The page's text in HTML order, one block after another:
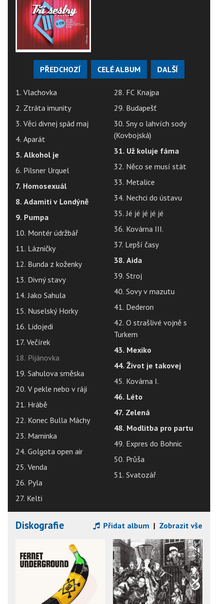
PŘEDCHOZÍ CELÉ ALBUM DALŠÍ
1. Vlachovka
2. Ztráta imunity
3. Věci divnej spád maj
4. Aparát
5. Alkohol je
6. Pilsner Urquel
7. Homosexuál
8. Adamiti v Londýně
9. Pumpa
10. Montér údržbář
11. Lázničky
12. Bunda z koženky
13. Divný stavy
14. Jako Sahula
15. Nuselský Horky
16. Lidojedi
17. Večírek
18. Pijánovka
19. Sahulova směska
20. V pekle nebo v ráji
21. Hrábě
22. Konec Bulla Máchy
23. Maminka
24. Golgota open air
25. Venda
26. Pyla
27. Kelti
28. FC Knajpa
29. Budapešť
30. Sny o lahvích sody
(Kovbojská)
31. Už koluje fáma
32. Něco se musí stát
33. Metalice
34. Nechci do ústavu
35. Jé jé jé jé jé
36. Kovárna III.
37. Lepší časy
38. Aida
39. Stroj
40. Sovy v mazutu
41. Dederon
42. O strašlivé vojně s
Turkem
43. Mexiko
44. Život je takovej
45. Kovárna I.
46. Léto
47. Zelená
48. Modlitba pro partu
49. Expres do Bohnic
50. Průša
51. Svatozář
Diskografie Přidat album | Zobrazit vše